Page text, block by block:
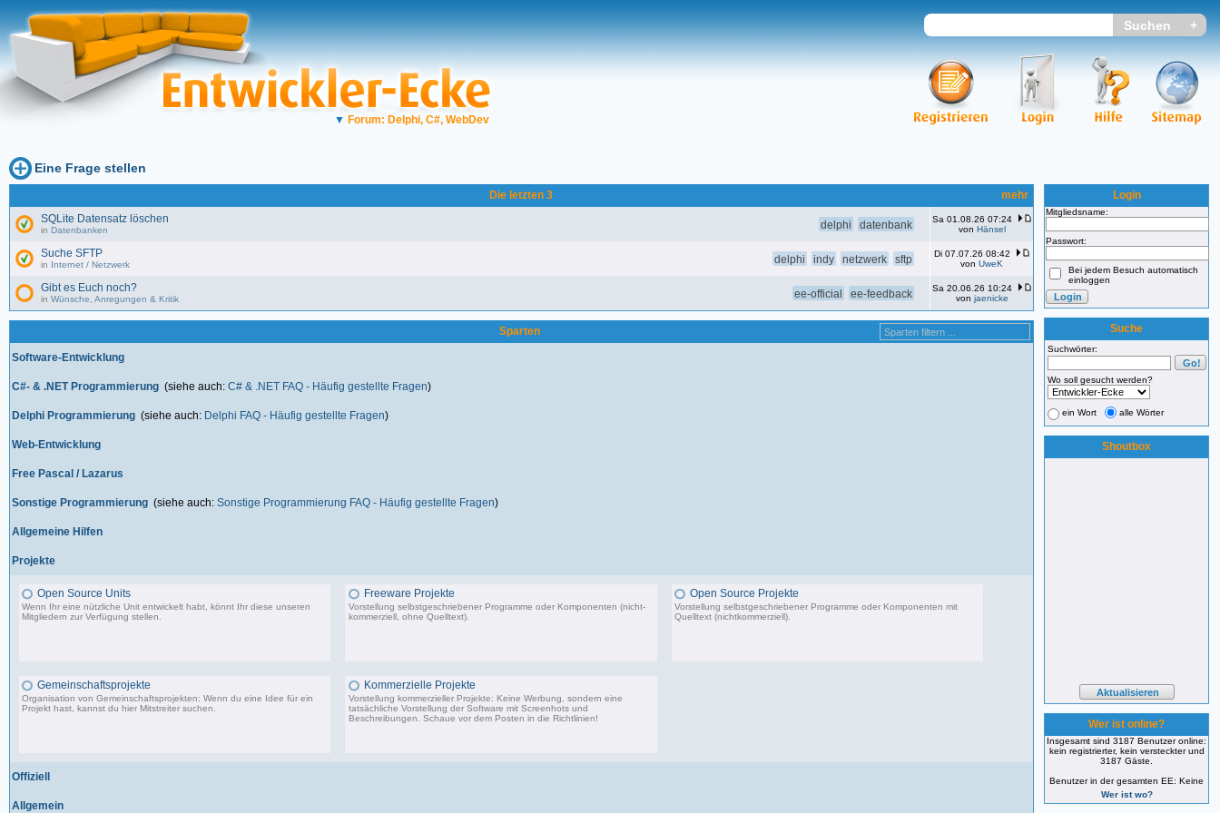
▼ Forum: Delphi, C#, WebDev
Eine Frage stellen
mehr
Die letzten 3
delphi datenbank
SQLite Datensatz löschen
in Datenbanken
Sa 01.08.26 07:24
von Hänsel
delphi indy netzwerk sftp
Suche SFTP
in Internet / Netzwerk
Di 07.07.26 08:42
von UweK
ee-official ee-feedback
Gibt es Euch noch?
in Wünsche, Anregungen & Kritik
Sa 20.06.26 10:24
von jaenicke
Sparten
Software-Entwicklung
C#- & .NET Programmierung (siehe auch: C# & .NET FAQ - Häufig gestellte Fragen)
Delphi Programmierung (siehe auch: Delphi FAQ - Häufig gestellte Fragen)
Web-Entwicklung
Free Pascal / Lazarus
Sonstige Programmierung (siehe auch: Sonstige Programmierung FAQ - Häufig gestellte Fragen)
Allgemeine Hilfen
Projekte
Open Source Units
Wenn Ihr eine nützliche Unit entwickelt habt, könnt Ihr diese unseren
Mitgliedern zur Verfügung stellen.
Freeware Projekte
Vorstellung selbstgeschriebener Programme oder Komponenten (nicht-
kommerziell, ohne Quelltext).
Open Source Projekte
Vorstellung selbstgeschriebener Programme oder Komponenten mit
Quelltext (nichtkommerziell).
Gemeinschaftsprojekte
Organisation von Gemeinschaftsprojekten: Wenn du eine Idee für ein
Projekt hast, kannst du hier Mitstreiter suchen.
Kommerzielle Projekte
Vorstellung kommerzieller Projekte: Keine Werbung, sondern eine
tatsächliche Vorstellung der Software mit Screenhots und
Beschreibungen. Schaue vor dem Posten in die Richtlinien!
Offiziell
Allgemein
Login
Mitgliedsname:
Passwort:
Bei jedem Besuch automatisch
einloggen
Suche
Suchwörter:
Wo soll gesucht werden?
ein Wort alle Wörter
Shoutbox
Wer ist online?
Insgesamt sind 3187 Benutzer online:
kein registrierter, kein versteckter und
3187 Gäste.
Benutzer in der gesamten EE: Keine
Wer ist wo?